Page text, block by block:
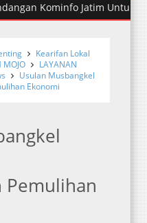
di Temukan Kejadian
Kearifan Lokal
MOJO
LAYANAN
Usulan Musbangkel
Ekonomi
Pemulihan